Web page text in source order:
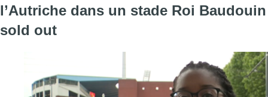
l’Autriche dans un stade Roi Baudouin
sold out